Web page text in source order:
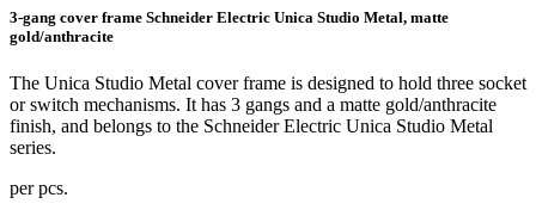
3-gang cover frame Schneider Electric Unica Studio Metal, matte
gold/anthracite
The Unica Studio Metal cover frame is designed to hold three socket
or switch mechanisms. It has 3 gangs and a matte gold/anthracite
finish, and belongs to the Schneider Electric Unica Studio Metal
series.
per pcs.